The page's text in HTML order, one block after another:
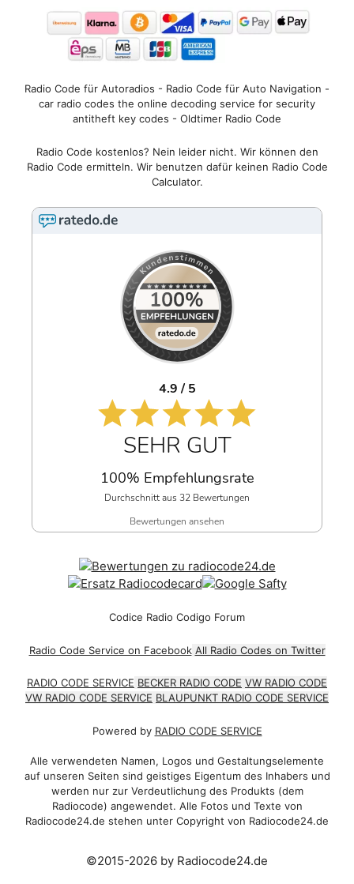
Radio Code für Autoradios - Radio Code für Auto Navigation -
car radio codes the online decoding service for security
antitheft key codes - Oldtimer Radio Code
Radio Code kostenlos? Nein leider nicht. Wir können den
Radio Code ermitteln. Wir benutzen dafür keinen Radio Code
Calculator.
4.9 / 5
SEHR GUT
100% Empfehlungsrate
Durchschnitt aus 32 Bewertungen
Bewertungen ansehen
Codice Radio Codigo Forum
Radio Code Service on Facebook All Radio Codes on Twitter
RADIO CODE SERVICE BECKER RADIO CODE VW RADIO CODE
VW RADIO CODE SERVICE BLAUPUNKT RADIO CODE SERVICE
Powered by RADIO CODE SERVICE
Alle verwendeten Namen, Logos und Gestaltungselemente
auf unseren Seiten sind geistiges Eigentum des Inhabers und
werden nur zur Verdeutlichung des Produkts (dem
Radiocode) angewendet. Alle Fotos und Texte von
Radiocode24.de stehen unter Copyright von Radiocode24.de
©2015-2026 by Radiocode24.de